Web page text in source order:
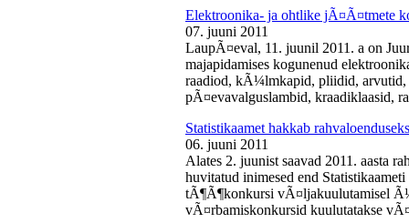
Elektroonika- ja ohtlike jÃ¤Ã¤tmete
07. juuni 2011
LaupÃ¤eval, 11. juunil 2011. a on
majapidamises kogunenud
raadiod, kÃ¼lmkapid, pliidid,
pÃ¤evavalguslambid, kraadiklaasid,
Statistikaamet hakkab
06. juuni 2011
Alates 2. juunist saavad 2011. aasta
huvitatud inimesed end
tÃ¶Ã¶konkursi vÃ¤ljakuulutamisel
vÃ¤rbamiskonkursid kuulutatakse